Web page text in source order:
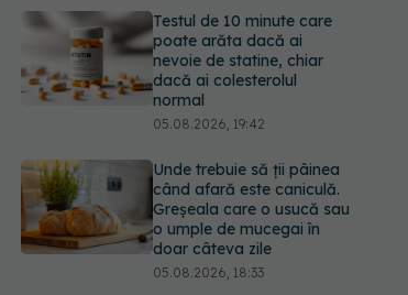
Testul de 10 minute care
poate arăta dacă ai
nevoie de statine, chiar
dacă ai colesterolul
normal
05.08.2026, 19:42
Unde trebuie să ții pâinea
când afară este caniculă.
Greșeala care o usucă sau
o umple de mucegai în
doar câteva zile
05.08.2026, 18:33